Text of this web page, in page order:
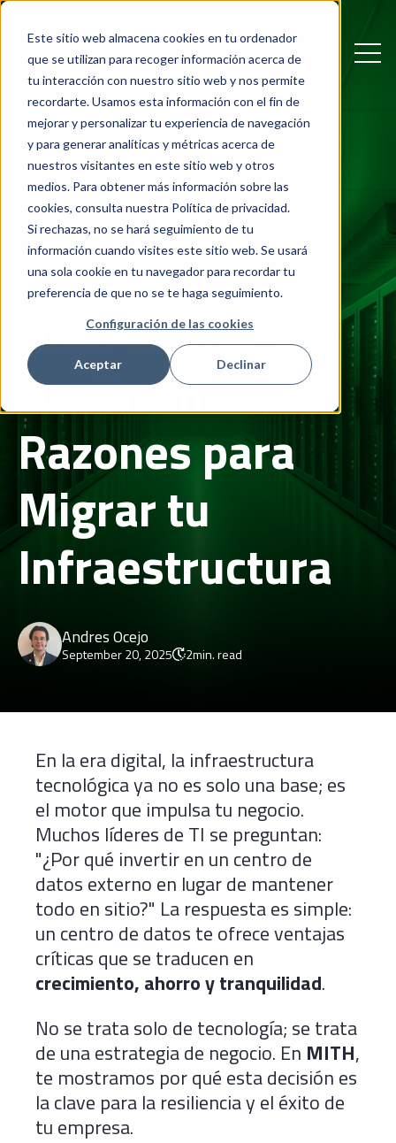
Este sitio web almacena cookies en tu ordenador
que se utilizan para recoger información acerca de
tu interacción con nuestro sitio web y nos permite
recordarte. Usamos esta información con el fin de
mejorar y personalizar tu experiencia de navegación
y para generar analíticas y métricas acerca de
nuestros visitantes en este sitio web y otros
medios. Para obtener más información sobre las
cookies, consulta nuestra Política de privacidad.
Si rechazas, no se hará seguimiento de tu
información cuando visites este sitio web. Se usará
una sola cookie en tu navegador para recordar tu
preferencia de que no se te haga seguimiento.
Configuración de las cookies
Aceptar Declinar
Data Center vs
On-Premise: 6
Razones para
Migrar tu
Infraestructura
Andres Ocejo
September 20, 2025 2min. read
En la era digital, la infraestructura
tecnológica ya no es solo una base; es
el motor que impulsa tu negocio.
Muchos líderes de TI se preguntan:
"¿Por qué invertir en un centro de
datos externo en lugar de mantener
todo en sitio?" La respuesta es simple:
un centro de datos te ofrece ventajas
críticas que se traducen en
crecimiento, ahorro y tranquilidad.
No se trata solo de tecnología; se trata
de una estrategia de negocio. En MITH,
te mostramos por qué esta decisión es
la clave para la resiliencia y el éxito de
tu empresa.